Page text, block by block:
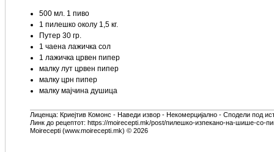
500 мл. 1 пиво
1 пилешко околу 1,5 кг.
Путер 30 гр.
1 чаена лажичка сол
1 лажичка црвен пипер
малку лут црвен пипер
малку црн пипер
малку мајчина душица
Лиценца: Криејтив Комонс - Наведи извор - Некомерцијално - Сподели под
Линк до рецептот: https://moirecepti.mk/post/пилешко-изпекано-на-шише-со-
Moirecepti (www.moirecepti.mk) © 2026